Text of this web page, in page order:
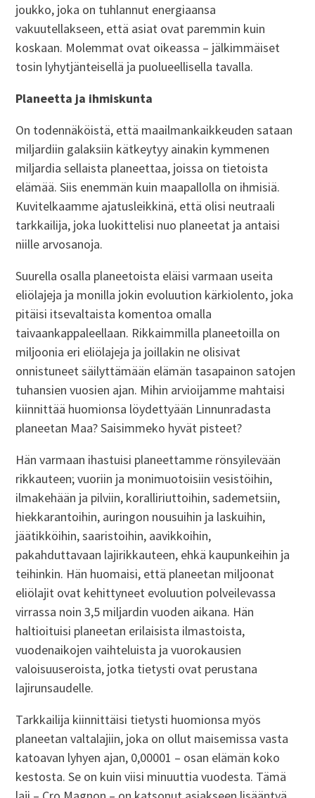
joukko, joka on tuhlannut energiaansa
vakuutellakseen, että asiat ovat paremmin kuin
koskaan. Molemmat ovat oikeassa – jälkimmäiset
tosin lyhytjänteisellä ja puolueellisella tavalla.
Planeetta ja ihmiskunta
On todennäköistä, että maailmankaikkeuden sataan
miljardiin galaksiin kätkeytyy ainakin kymmenen
miljardia sellaista planeettaa, joissa on tietoista
elämää. Siis enemmän kuin maapallolla on ihmisiä.
Kuvitelkaamme ajatusleikkinä, että olisi neutraali
tarkkailija, joka luokittelisi nuo planeetat ja antaisi
niille arvosanoja.
Suurella osalla planeetoista eläisi varmaan useita
eliölajeja ja monilla jokin evoluution kärkiolento, joka
pitäisi itsevaltaista komentoa omalla
taivaankappaleellaan. Rikkaimmilla planeetoilla on
miljoonia eri eliölajeja ja joillakin ne olisivat
onnistuneet säilyttämään elämän tasapainon satojen
tuhansien vuosien ajan. Mihin arvioijamme mahtaisi
kiinnittää huomionsa löydettyään Linnunradasta
planeetan Maa? Saisimmeko hyvät pisteet?
Hän varmaan ihastuisi planeettamme rönsyilevään
rikkauteen; vuoriin ja monimuotoisiin vesistöihin,
ilmakehään ja pilviin, koralliriuttoihin, sademetsiin,
hiekkarantoihin, auringon nousuihin ja laskuihin,
jäätikköihin, saaristoihin, aavikkoihin,
pakahduttavaan lajirikkauteen, ehkä kaupunkeihin ja
teihinkin. Hän huomaisi, että planeetan miljoonat
eliölajit ovat kehittyneet evoluution polveilevassa
virrassa noin 3,5 miljardin vuoden aikana. Hän
haltioituisi planeetan erilaisista ilmastoista,
vuodenaikojen vaihteluista ja vuorokausien
valoisuuseroista, jotka tietysti ovat perustana
lajirunsaudelle.
Tarkkailija kiinnittäisi tietysti huomionsa myös
planeetan valtalajiin, joka on ollut maisemissa vasta
katoavan lyhyen ajan, 0,00001 – osan elämän koko
kestosta. Se on kuin viisi minuuttia vuodesta. Tämä